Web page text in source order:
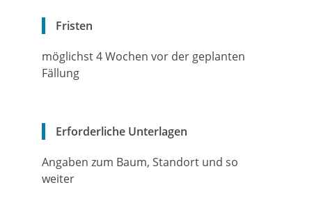
Fristen
möglichst 4 Wochen vor der geplanten
Fällung
Erforderliche Unterlagen
Angaben zum Baum, Standort und so
weiter